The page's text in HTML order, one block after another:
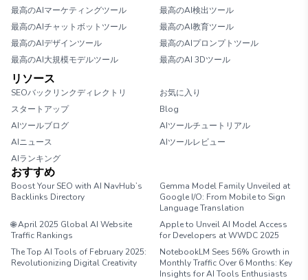
最高のAIマーケティングツール
最高のAI検出ツール
最高のAIチャットボットツール
最高のAI教育ツール
最高のAIデザインツール
最高のAIプロンプトツール
最高のAI大規模モデルツール
最高のAI 3Dツール
リソース
SEOバックリンクディレクトリ
お気に入り
スタートアップ
Blog
AIツールブログ
AIツールチュートリアル
AIニュース
AIツールレビュー
AIランキング
おすすめ
Boost Your SEO with AI NavHub’s
Backlinks Directory
Gemma Model Family Unveiled at
Google I/O: From Mobile to Sign
Language Translation
🌐 April 2025 Global AI Website
Traffic Rankings
Apple to Unveil AI Model Access
for Developers at WWDC 2025
The Top AI Tools of February 2025:
Revolutionizing Digital Creativity
NotebookLM Sees 56% Growth in
Monthly Traffic Over 6 Months: Key
Insights for AI Tools Enthusiasts